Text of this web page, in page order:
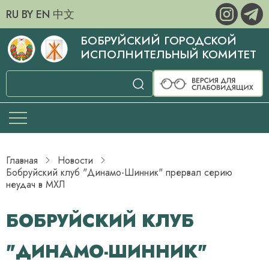
RU BY EN 中文
БОБРУЙСКИЙ ГОРОДСКОЙ
ИСПОЛНИТЕЛЬНЫЙ КОМИТЕТ
Главная
Новости
Бобруйский клуб "Динамо-Шинник" прервал серию
неудач в МХЛ
БОБРУЙСКИЙ КЛУБ
"ДИНАМО-ШИННИК"